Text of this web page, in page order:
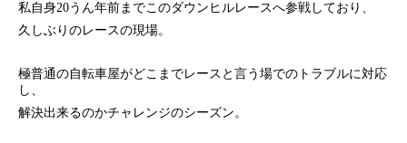
私自身20うん年前までこのダウンヒルレースへ参戦しており、
久しぶりのレースの現場。
極普通の自転車屋がどこまでレースと言う場でのトラブルに対応
し、
解決出来るのかチャレンジのシーズン。